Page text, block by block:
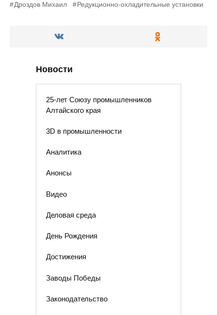
Дроздов Михаил Редукционно-охладительные установки
Новости
25-лет Союзу промышленников
Алтайского края
3D в промышленности
Аналитика
Анонсы
Видео
Деловая среда
День Рождения
Достижения
Заводы Победы
Законодательство